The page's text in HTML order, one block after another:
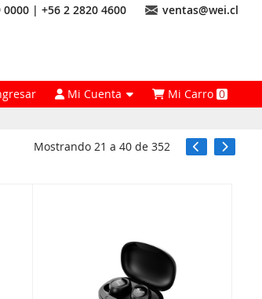
0000 | +56 2 2820 4600 ventas@wei.cl
Mi Cuenta Mi Carro0
Mostrando21 a40 de352